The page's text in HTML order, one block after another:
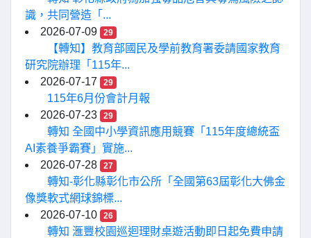
識，共同營造「...
2026-07-09
29
【轉知】教育部國民及學前教育署委請國家教育
研究院辦理「115年...
2026-07-17
29
115年6月份會計月報
2026-07-23
29
轉知 全國中小學資訊應用競賽「115年度總統盃
AI素養爭霸賽」實施...
2026-07-28
27
轉知-彰化縣彰化市公所「全國第63屆彰化大佛金
像獎軟式網球錦標...
2026-07-10
26
轉知 滙豐校園巡迴理財桌遊活動即日起免費申請